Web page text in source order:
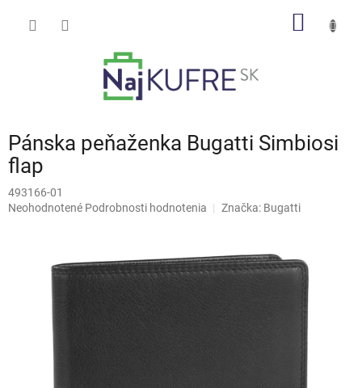
Pánska peňaženka Bugatti Simbiosi
flap
493166-01
Priemerné
hviezdičiek.
Neohodnotené Podrobnosti hodnotenia Značka: Bugatti